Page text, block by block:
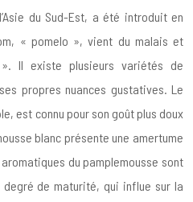
du Sud-Est, a été introduit en
« pomelo », vient du malais et
Il existe plusieurs variétés de
propres nuances gustatives. Le
est connu pour son goût plus doux
blanc présente une amertume
du pamplemousse sont
de maturité, qui influe sur la